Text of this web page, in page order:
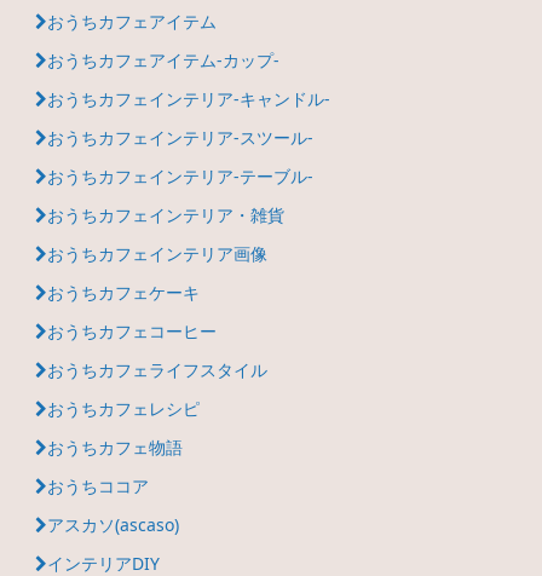
おうちカフェアイテム
おうちカフェアイテム-カップ-
おうちカフェインテリア-キャンドル-
おうちカフェインテリア-スツール-
おうちカフェインテリア-テーブル-
おうちカフェインテリア・雑貨
おうちカフェインテリア画像
おうちカフェケーキ
おうちカフェコーヒー
おうちカフェライフスタイル
おうちカフェレシピ
おうちカフェ物語
おうちココア
アスカソ(ascaso)
インテリアDIY